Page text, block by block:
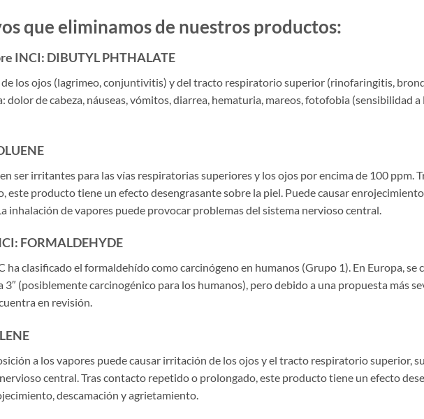
que eliminamos de nuestros productos:
INCI: DIBUTYL PHTHALATE
los ojos (lagrimeo, conjuntivitis) y del tracto respiratorio superior (rinofaringitis,
dolor de cabeza, náuseas, vómitos, diarrea, hematuria, mareos, fotofobia (sensibilidad a
ser irritantes para las vías respiratorias superiores y los ojos por encima de 100 ppm.
producto tiene un efecto desengrasante sobre la piel. Puede causar
inhalación de vapores puede provocar problemas del sistema nervioso central.
FORMALDEHYDE
ha clasificado el formaldehído como carcinógeno en humanos (Grupo 1). En Europa, se
3″ (posiblemente carcinogénico para los humanos), pero debido a una propuesta más
en revisión.
a los vapores puede causar irritación de los ojos y el tracto respiratorio superior,
central. Tras contacto repetido o prolongado, este producto tiene un efecto
descamación y agrietamiento.